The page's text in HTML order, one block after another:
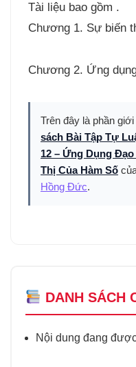
Tài liệu bao gồm .
Chương 1. Sự biến
Chương 2. Ứng
Trên đây là phần
sách Bài Tập Tự
12 – Ứng Dụng
Thị Của Hàm Số
Hồng Đức.
DANH SÁCH
Nội dung đang